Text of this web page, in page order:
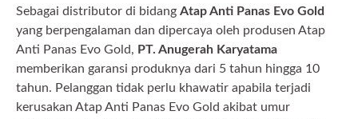
Sebagai distributor di bidang Atap Anti Panas Evo Gold
yang berpengalaman dan dipercaya oleh produsen Atap
Anti Panas Evo Gold, PT. Anugerah Karyatama
memberikan garansi produknya dari 5 tahun hingga 10
tahun. Pelanggan tidak perlu khawatir apabila terjadi
kerusakan Atap Anti Panas Evo Gold akibat umur